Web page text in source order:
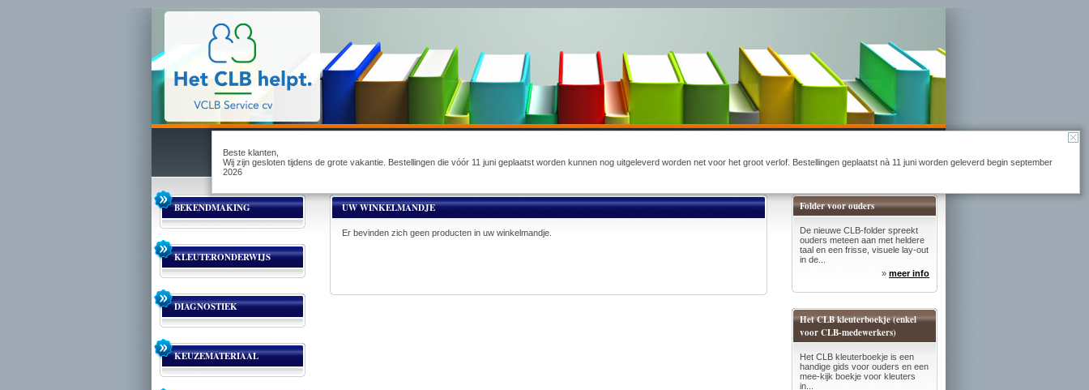
Beste klanten,
Wij zijn gesloten tijdens de grote vakantie. Bestellingen die vóór 11 juni geplaatst worden kunnen nog uitgeleverd worden net voor het groot verlof. Bestellingen geplaatst nà 11 juni worden geleverd begin september
2026
BEKENDMAKING
KLEUTERONDERWIJS
DIAGNOSTIEK
KEUZEMATERIAAL
UW WINKELMANDJE
Er bevinden zich geen producten in uw winkelmandje.
Folder voor ouders
De nieuwe CLB-folder spreekt
ouders meteen aan met heldere
taal en een frisse, visuele lay-out
in de...
» meer info
Het CLB kleuterboekje (enkel
voor CLB-medewerkers)
Het CLB kleuterboekje is een
handige gids voor ouders en een
mee-kijk boekje voor kleuters
in...